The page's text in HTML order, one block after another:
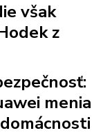
však
z
menia